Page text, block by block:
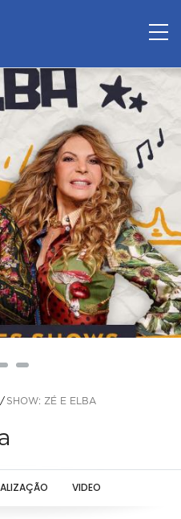
SHOW: ZÉ E ELBA
VIDEO